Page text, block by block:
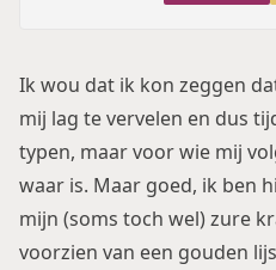
Ik wou dat ik kon zeggen
mij lag te vervelen en dus
typen, maar voor wie mij
waar is. Maar goed, ik ben
mijn (soms toch wel) zure
voorzien van een gouden